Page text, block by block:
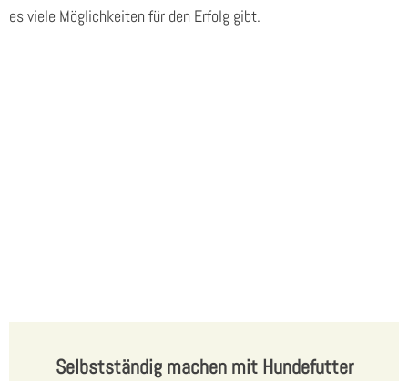
es viele Möglichkeiten für den Erfolg gibt.
Selbstständig machen mit Hundefutter